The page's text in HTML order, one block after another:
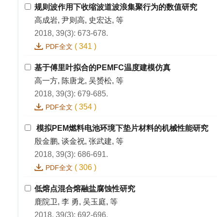
规则波作用下收缩波道波浪集聚行为的数值研究
高成岩, 尹则高, 史宏达, 等
2018, 39(3): 673-678.
PDF全文 ( 341 )
基于傅里叶拟合的PEMFC温度建模仿真
高一方, 陈唐龙, 吴赟松, 等
2018, 39(3): 679-685.
PDF全文 ( 354 )
模拟PEM燃料电池环境下垫片材料的机械性能研究
殷金鹏, 谈金祝, 张武建, 等
2018, 39(3): 686-691.
PDF全文 ( 306 )
低熔点混合熔融盐腐蚀性研究
鹿院卫, 李 勇, 吴玉庭, 等
2018, 39(3): 692-696.